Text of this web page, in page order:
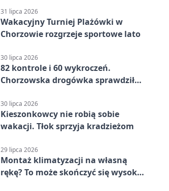
31 lipca 2026
Wakacyjny Turniej Plażówki w
Chorzowie rozgrzeje sportowe lato
30 lipca 2026
82 kontrole i 60 wykroczeń.
Chorzowska drogówka sprawdziła
30 lipca 2026
Kieszonkowcy nie robią sobie
wakacji. Tłok sprzyja kradzieżom
29 lipca 2026
Montaż klimatyzacji na własną
rękę? To może skończyć się wysoką